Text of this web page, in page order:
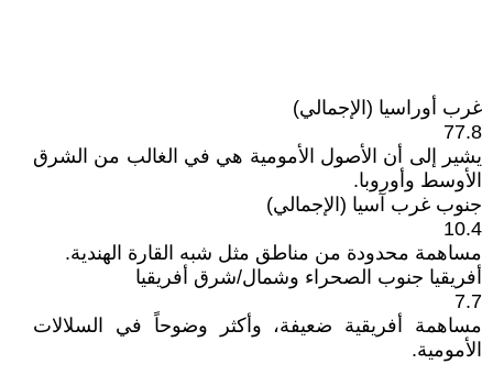
غرب أوراسيا (الإجمالي)
77.8
يشير إلى أن الأصول الأمومية هي في الغالب من الشرق
الأوسط وأوروبا.
جنوب غرب آسيا (الإجمالي)
10.4
مساهمة محدودة من مناطق مثل شبه القارة الهندية.
أفريقيا جنوب الصحراء وشمال/شرق أفريقيا
7.7
مساهمة أفريقية ضعيفة، وأكثر وضوحاً في السلالات
الأمومية.